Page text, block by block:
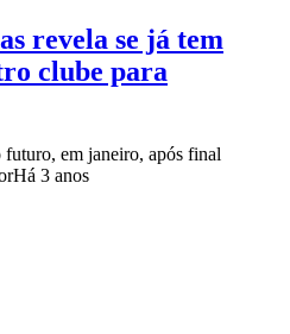
revela se já tem
clube para
em janeiro, após final
Há 3 anos